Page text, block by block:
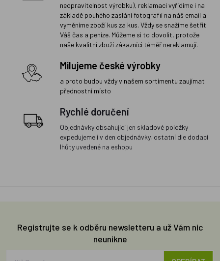
neopravitelnost výrobku), reklamaci vyřídíme i na
základě pouhého zaslání fotografií na náš email a
vyměníme zboží kus za kus. Vždy se snažíme šetřit
Váš čas a peníze. Můžeme si to dovolit, protože
naše kvalitní zboží zákazníci téměř nereklamují.
Milujeme české výrobky
a proto budou vždy v našem sortimentu zaujímat
přednostní místo
Rychlé doručení
Objednávky obsahující jen skladové položky
expedujeme i v den objednávky, ostatní dle dodací
lhůty uvedené na eshopu
Registrujte se k odběru newsletteru a už Vám nic
neunikne